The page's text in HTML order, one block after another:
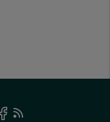
Feed
Este